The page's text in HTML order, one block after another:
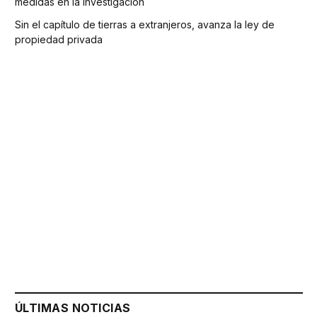
Sin el capítulo de tierras a extranjeros, avanza la ley de
propiedad privada
ÚLTIMAS NOTICIAS